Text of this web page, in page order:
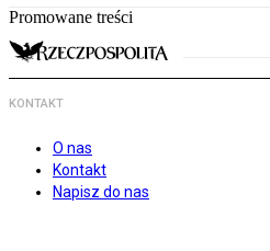
Promowane treści
KONTAKT
O nas
Kontakt
Napisz do nas